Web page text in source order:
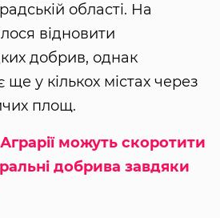
області. На
відновити
добрив, однак
у кількох містах через
площ.
Аграрії можуть скоротити
добрива завдяки